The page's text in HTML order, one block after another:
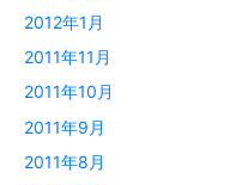
2012年1月
2011年11月
2011年10月
2011年9月
2011年8月